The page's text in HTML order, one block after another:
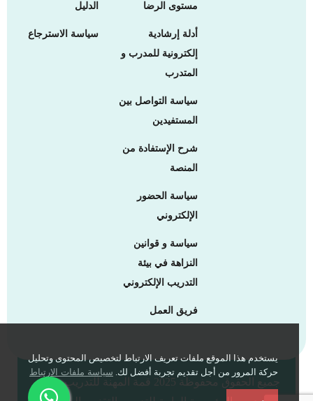
يستخدم هذا الموقع ملفات تعريف الارتباط لتخصيص المحتوى وتحليل
حركة المرور من أجل تقديم تجربة أفضل لك. سياسة ملفات الارتباط
مستوى الرضا
أدلة إرشادية
إلكترونية للمدرب و
المتدرب
سياسة التواصل بين
المستفيدين
شرح الإستفادة من
المنصة
سياسة الحضور
الإلكتروني
سياسة و قوانين
النزاهة في بيئة
التدريب الإلكتروني
فريق العمل
الدليل
سياسة الاسترجاع
جميع الحقوق محفوظة 2025 قمة المهنة للتدريب -